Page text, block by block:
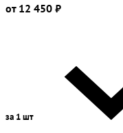
от 12 450 ₽
за 1 шт